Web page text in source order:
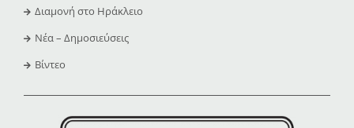
Διαμονή στο Ηράκλειο
Νέα – Δημοσιεύσεις
Βίντεο